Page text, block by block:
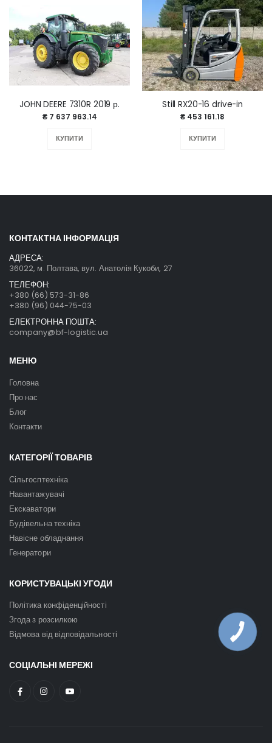
JOHN DEERE 7310R 2019 р.
₴ 7 637 963.14
КУПИТИ
Still RX20-16 drive-in
₴ 453 161.18
КУПИТИ
КОНТАКТНА ІНФОРМАЦІЯ
АДРЕСА:
36022, м. Полтава, вул. Анатолія Кукоби, 27
ТЕЛЕФОН:
+380 (66) 573-31-86
+380 (96) 044-75-03
ЕЛЕКТРОННА ПОШТА:
company@bf-logistic.ua
МЕНЮ
Головна
Про нас
Блог
Контакти
КАТЕГОРІЇ ТОВАРІВ
Сільгосптехніка
Навантажувачі
Екскаватори
Будівельна техніка
Навісне обладнання
Генератори
КОРИСТУВАЦЬКІ УГОДИ
Політика конфіденційності
Згода з розсилкою
Відмова від відповідальності
СОЦІАЛЬНІ МЕРЕЖІ